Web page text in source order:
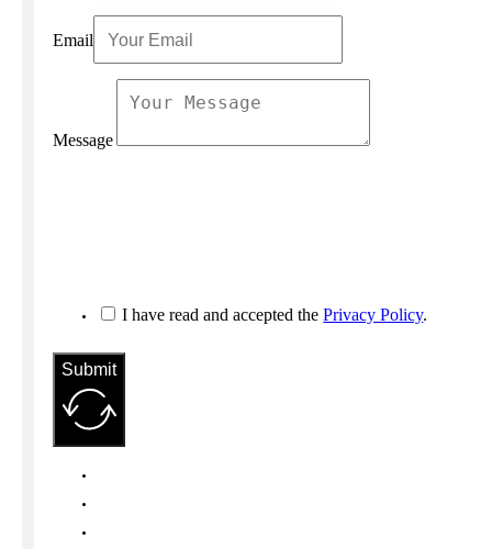
Email
Message
I have read and accepted thePrivacy Policy.
Submit